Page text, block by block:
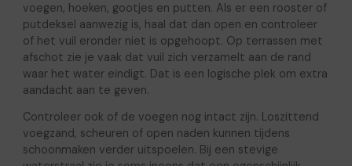
voegen, hoeken, gootjes en putten. Als er een rooster of
putdeksel aanwezig is, haal dat dan open en controleer
of het vuil eronder niet is opgehoopt. Op terrassen met
afschot zie je vaak dat vuil zich verzamelt aan de rand
waar het water eindigt. Dat is een logische plek om extra
aandacht aan te geven.
Controleer ook of de voegen nog intact zijn. Loszittend
voegzand, scheuren of open naden kunnen tijdens
schoonmaken verder uitspoelen. Bij een stevige